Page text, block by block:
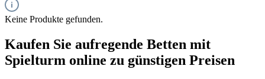
Keine Produkte gefunden.
Kaufen Sie aufregende Betten mit
Spielturm online zu günstigen Preisen